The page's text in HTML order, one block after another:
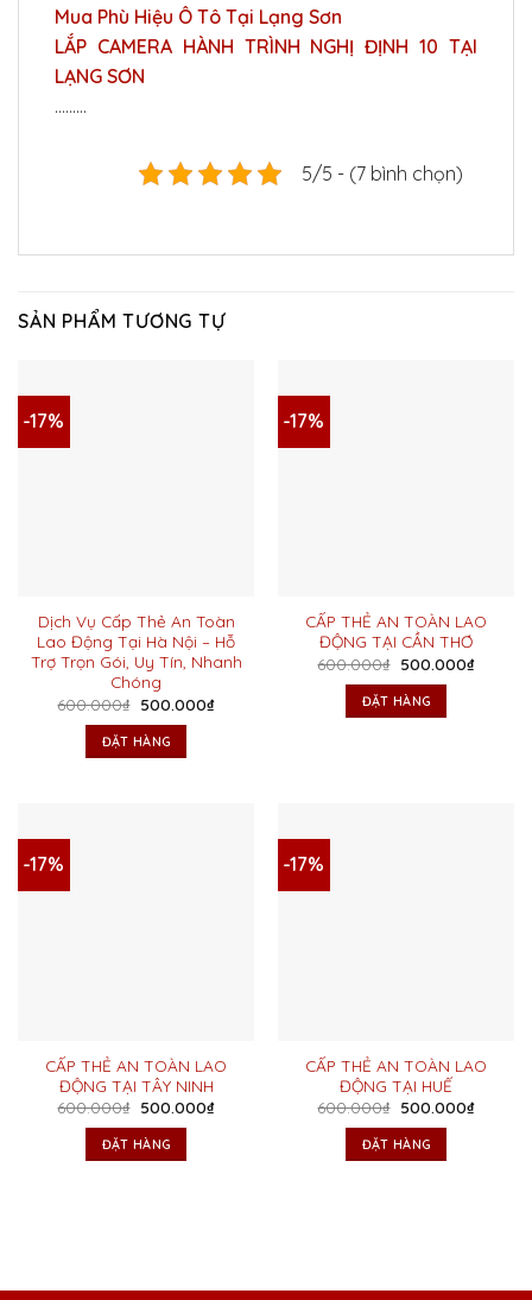
Mua Phù Hiệu Ô Tô Tại Lạng Sơn
LẮP CAMERA HÀNH TRÌNH NGHỊ ĐỊNH 10 TẠI
LẠNG SƠN
………
5/5 - (7 bình chọn)
SẢN PHẨM TƯƠNG TỰ
-17%
Dịch Vụ Cấp Thẻ An Toàn
Lao Động Tại Hà Nội – Hỗ
Trợ Trọn Gói, Uy Tín, Nhanh
Chóng
600.000₫ Giá
là:
600.000₫.
500.000₫Giá
ĐẶT HÀNG
-17%
CẤP THẺ AN TOÀN LAO
ĐỘNG TẠI CẦN THƠ
600.000₫ Giá
là:
600.000₫.
500.000₫Giá
ĐẶT HÀNG
-17%
CẤP THẺ AN TOÀN LAO
ĐỘNG TẠI TÂY NINH
600.000₫ Giá
là:
600.000₫.
500.000₫Giá
ĐẶT HÀNG
-17%
CẤP THẺ AN TOÀN LAO
ĐỘNG TẠI HUẾ
600.000₫ Giá
là:
600.000₫.
500.000₫Giá
ĐẶT HÀNG